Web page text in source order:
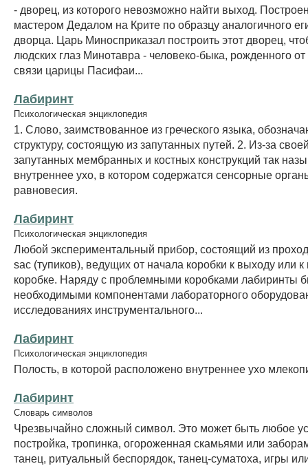
- дворец, из которого невозможно найти выход.
мастером Дедалом на Крите по образцу аналогичного
дворца. Царь Миносприказал построить этот дворец,
людских глаз Минотавра - человеко-быка, рожденного от
связи царицы Пасифаи...
Лабиринт
Психологическая энциклопедия
1. Слово, заимствованное из греческого языка,
структуру, состоящую из запутанных путей. 2. Из-за
запутанных мембранных и костных конструкций так
внутреннее ухо, в котором содержатся сенсорные
равновесия.
Лабиринт
Психологическая энциклопедия
Любой экспериментальный прибор, состоящий из
sac (тупиков), ведущих от начала коробки к выходу или к
коробке. Наряду с проблемными коробками лабиринты
необходимыми компонентами лабораторного
исследованиях инструментального...
Лабиринт
Психологическая энциклопедия
Полость, в которой расположено внутреннее ухо
Лабиринт
Словарь символов
Чрезвычайно сложный символ. Это может быть любое
постройка, тропинка, огороженная скамьями или
танец, ритуальный беспорядок, танец-суматоха, игры